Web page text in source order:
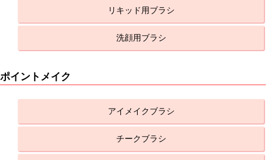
リキッド用ブラシ
洗顔用ブラシ
ポイントメイク
アイメイクブラシ
チークブラシ